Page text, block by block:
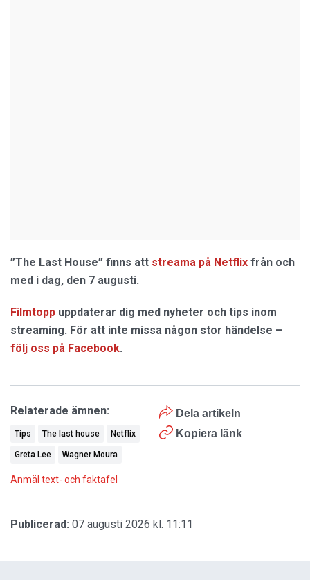
”The Last House” finns att streama på Netflix från och
med i dag, den 7 augusti.
Filmtopp uppdaterar dig med nyheter och tips inom
streaming. För att inte missa någon stor händelse –
följ oss på Facebook.
Dela artikeln
Kopiera länk
Relaterade ämnen:
Tips The last house Netflix
Greta Lee Wagner Moura
Anmäl text- och faktafel
Publicerad: 07 augusti 2026 kl. 11:11